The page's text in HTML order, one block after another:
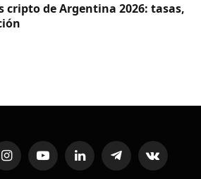
cripto de Argentina 2026: tasas,
InstagramYouTubeLinkedInTelegramVKontakte